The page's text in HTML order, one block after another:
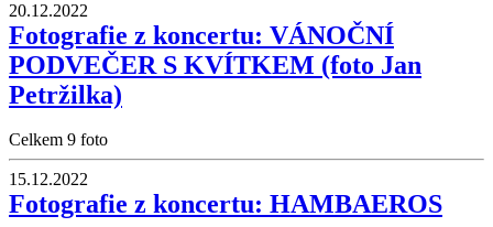
20.12.2022
Fotografie z koncertu: VÁNOČNÍ
PODVEČER S KVÍTKEM (foto Jan
Petržilka)
Celkem 9 foto
15.12.2022
Fotografie z koncertu: HAMBAEROS